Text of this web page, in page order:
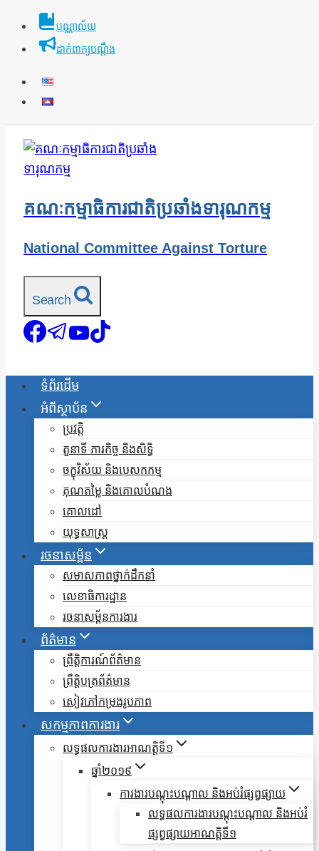
Skip
បណ្ណាល័យ
ដាក់ពាក្យបណ្ដឹង
គណៈកម្មាធិការជាតិប្រឆាំងទារុណកម្ម
National Committee Against Torture
Search
ទំព័រដើម
អំពីស្ថាប័ន
ប្រវត្តិ
តួនាទី ភារកិច្ច និងសិទ្ធិ
ចក្ខុវិស័យ និងបេសកកម្ម
គុណតម្លៃ និងគោលបំណង
គោលដៅ
យុទ្ធសាស្ត្រ
រចនាសម្ព័ន
សមាសភាពថ្នាក់ដឹកនាំ
លេខាធិការដ្ឋាន
រចនាសម្ព័នការងារ
ព័ត៌មាន
ព្រឹត្តិការណ៍ព័ត៌មាន
ព្រឹត្តិបត្រព័ត៌មាន
សៀវភៅកម្រងរូបភាព
សកម្មភាពការងារ
លទ្ធផលការងារអាណត្តិទី១
ឆ្នាំ២០១៩
ការងារបណ្តុះបណ្តាល និងអប់រំផ្សព្វផ្សាយ
លទ្ធផលការងារបណ្តុះបណ្តាល និងអប់រំ
ផ្សព្វផ្សាយអាណត្តិទី១